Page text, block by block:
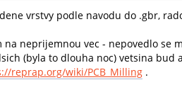
vrstvy podle navodu do .gbr,
neprijemnou vec - nepovedlo se
(byla to dlouha noc) vetsina bud
reprap.org/wiki/PCB_Milling .